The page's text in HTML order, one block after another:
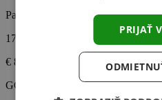
Palasino - Excalibur City
17:00
€ 80
GGPoker Nové Mesto nad Váhom
PRIJAŤ